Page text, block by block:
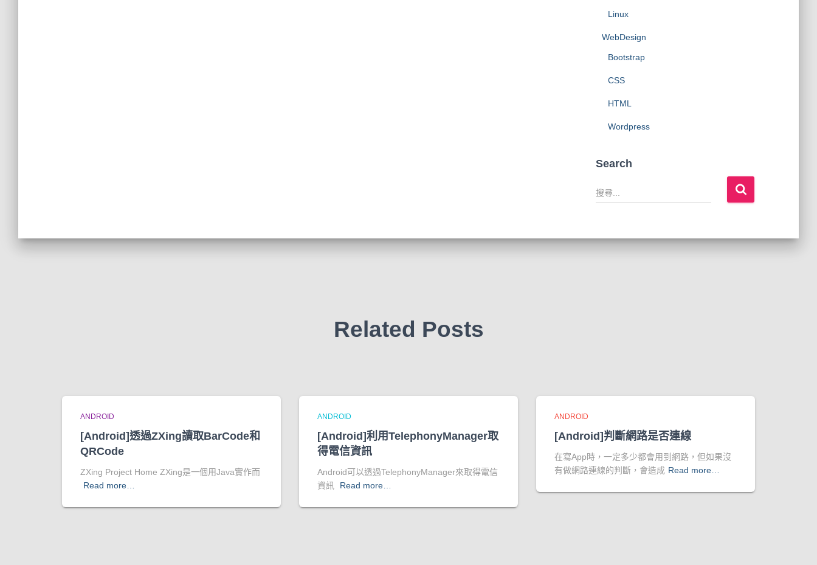
Linux
WebDesign
Bootstrap
CSS
HTML
Wordpress
Search
搜
尋
字
Related Posts
ANDROID
[Android]透過ZXing讀取BarCode和
QRCode
ZXing Project Home ZXing是一個用Java實作而
Read more…
ANDROID
[Android]利用TelephonyManager取
得電信資訊
Android可以透過TelephonyManager來取得電信
資訊
Read more…
ANDROID
[Android]判斷網路是否連線
在寫App時，一定多少都會用到網路，但如果沒
有做網路連線的判斷，會造成 Read more…